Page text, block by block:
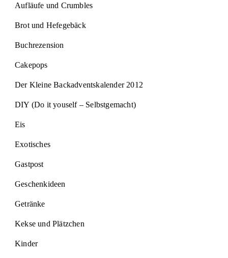
Aufläufe und Crumbles
Brot und Hefegebäck
Buchrezension
Cakepops
Der Kleine Backadventskalender 2012
DIY (Do it youself – Selbstgemacht)
Eis
Exotisches
Gastpost
Geschenkideen
Getränke
Kekse und Plätzchen
Kinder